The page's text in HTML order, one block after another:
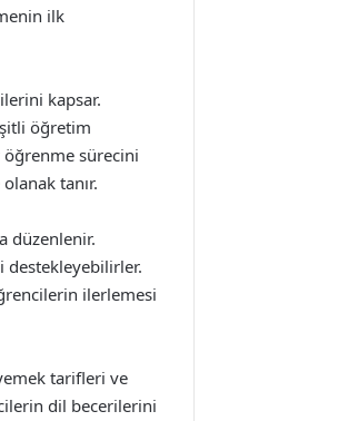
ilk
kapsar.
öğretim
sürecini
tanır.
düzenlenir.
destekleyebilirler.
ilerlemesi
tarifleri ve
dil becerilerini